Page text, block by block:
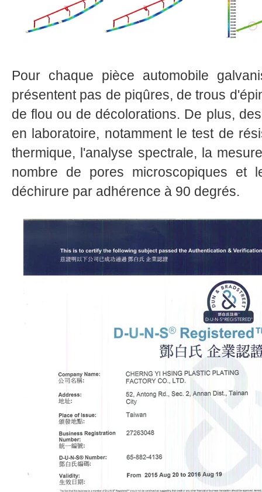
Pour chaque pièce automobile
présentent pas de piqûres, de trous
de flou ou de décolorations. De plus,
en laboratoire, notamment le test de
thermique, l'analyse spectrale, la
nombre de pores microscopiques et
déchirure par adhérence à 90 degrés.